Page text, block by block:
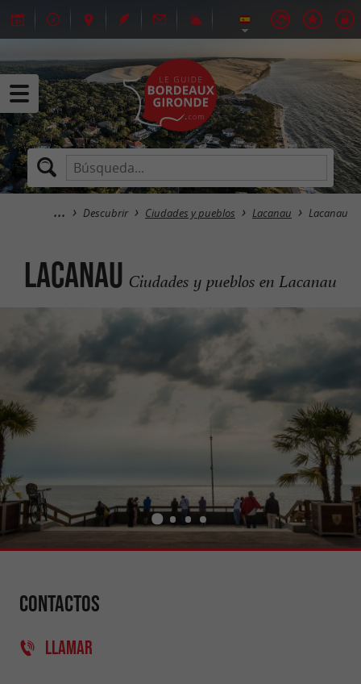
Descubrir Ciudades y pueblos Lacanau Lacanau
Lacanau Ciudades y pueblos en Lacanau
Contactos
LLAMAR